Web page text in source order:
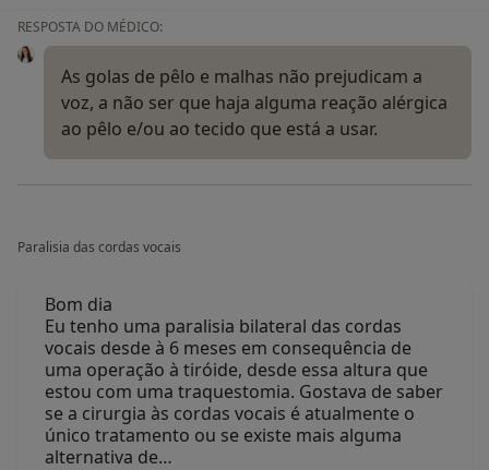
RESPOSTA DO MÉDICO:
As golas de pêlo e malhas não prejudicam a
voz, a não ser que haja alguma reação alérgica
ao pêlo e/ou ao tecido que está a usar.
Paralisia das cordas vocais
Bom dia
Eu tenho uma paralisia bilateral das cordas
vocais desde à 6 meses em consequência de
uma operação à tiróide, desde essa altura que
estou com uma traquestomia. Gostava de saber
se a cirurgia às cordas vocais é atualmente o
único tratamento ou se existe mais alguma
alternativa de…